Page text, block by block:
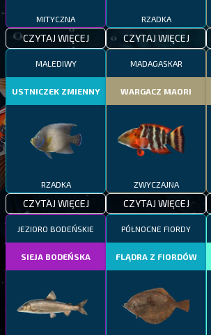
MITYCZNA
CZYTAJ WIĘCEJ
RZADKA
CZYTAJ WIĘCEJ
MALEDIWY
USTNICZEK ZMIENNY
RZADKA
CZYTAJ WIĘCEJ
MADAGASKAR
WARGACZ MAORI
ZWYCZAJNA
CZYTAJ WIĘCEJ
JEZIORO BODEŃSKIE
SIEJA BODEŃSKA
PÓŁNOCNE FIORDY
FLĄDRA Z FIORDÓW